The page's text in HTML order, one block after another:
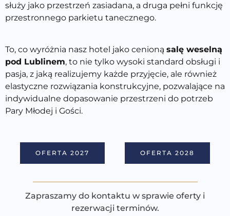
służy jako przestrzeń zasiadana, a druga pełni funkcję
przestronnego parkietu tanecznego.
To, co wyróżnia nasz hotel jako cenioną salę weselną
pod Lublinem, to nie tylko wysoki standard obsługi i
pasja, z jaką realizujemy każde przyjęcie, ale również
elastyczne rozwiązania konstrukcyjne, pozwalające na
indywidualne dopasowanie przestrzeni do potrzeb
Pary Młodej i Gości.
OFERTA 2027 OFERTA 2028
Zapraszamy do kontaktu w sprawie oferty i
rezerwacji terminów.